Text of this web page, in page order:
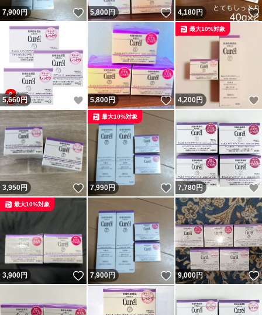
7,900円 いいね！
5,800円 いいね！
4,180円
5,660円 いいね！
5,800円 いいね！
4,200円
最大10%対象
3,950円 いいね！
7,990円 いいね！
最大10%対象
7,780円
3,900円 いいね！
最大10%対象
7,900円 いいね！
9,000円